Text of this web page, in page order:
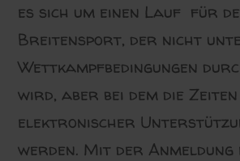
es sich um einen Lauf für
Breitensport, der nicht
Wettkampfbedingungen
wird, aber bei dem die
elektronischer
werden. Mit der